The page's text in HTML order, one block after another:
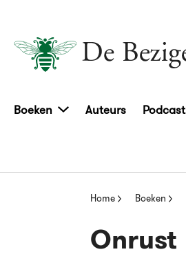
Boeken Auteurs Podcast
Home Boeken
Onrust